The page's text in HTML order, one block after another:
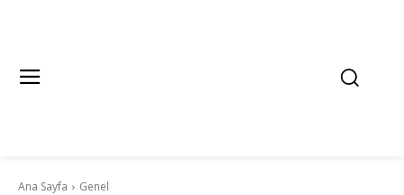
Ana Sayfa Genel